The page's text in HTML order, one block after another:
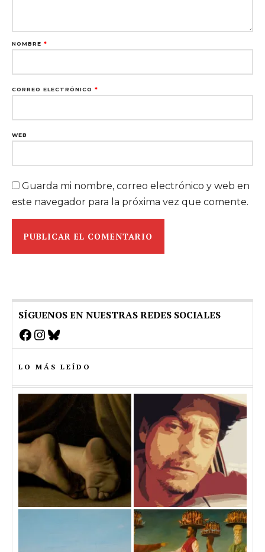
NOMBRE *
CORREO ELECTRÓNICO *
WEB
Guarda mi nombre, correo electrónico y web en
este navegador para la próxima vez que comente.
SÍGUENOS EN NUESTRAS REDES SOCIALES
Facebook
Instagram
Bluesky
LO MÁS LEÍDO